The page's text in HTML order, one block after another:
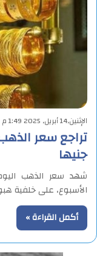
الإثنين,14 أبريل, 2025 1:49 م
جنيها
شهد سعر الذهب
الأسبوع، على خلفية
أكمل القراءة »